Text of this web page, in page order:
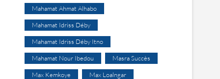
Mahamat Ahmat Alhabo
Mahamat Idriss Déby
Mahamat Idriss Déby Itno
Mahamat Nour Ibedou Masra Succès
Max Kemkoye Max Loalngar